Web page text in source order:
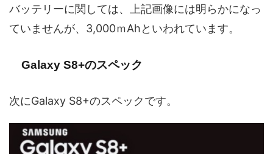
バッテリーに関しては、上記画像には明らかになっ
ていませんが、3,000ｍAhといわれています。
Galaxy S8+のスペック
次にGalaxy S8+のスペックです。